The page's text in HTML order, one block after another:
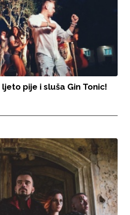
ljeto pije i sluša Gin Tonic!